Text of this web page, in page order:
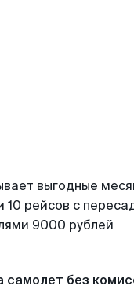
выгодные
рейсов с
9000 рублей
самолет без